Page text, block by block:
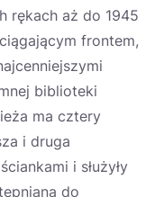
rękach aż do 1945
frontem,
biblioteki
ma cztery
i druga
i służyły
do